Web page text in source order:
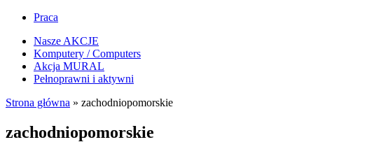
Praca
Nasze AKCJE
Komputery / Computers
Akcja MURAL
Pełnoprawni i aktywni
Strona główna » zachodniopomorskie
zachodniopomorskie